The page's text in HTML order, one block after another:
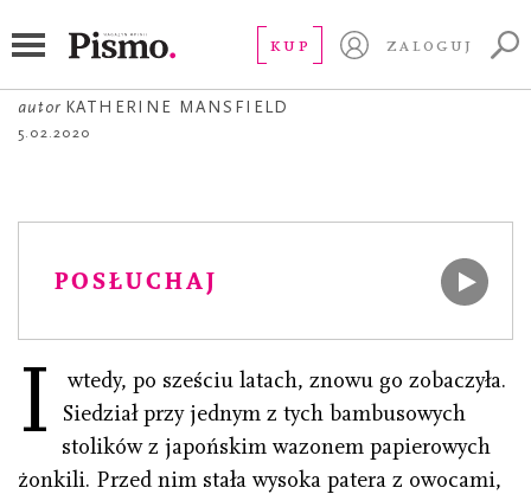
KUP ZALOGUJ
Kiszone ogórki
autor KATHERINE MANSFIELD
5.02.2020
POSŁUCHAJ
I
wtedy, po sześciu latach, znowu go zobaczyła.
Siedział przy jednym z tych bambusowych
stolików z japońskim wazonem papierowych
żonkili. Przed nim stała wysoka patera z owocami,